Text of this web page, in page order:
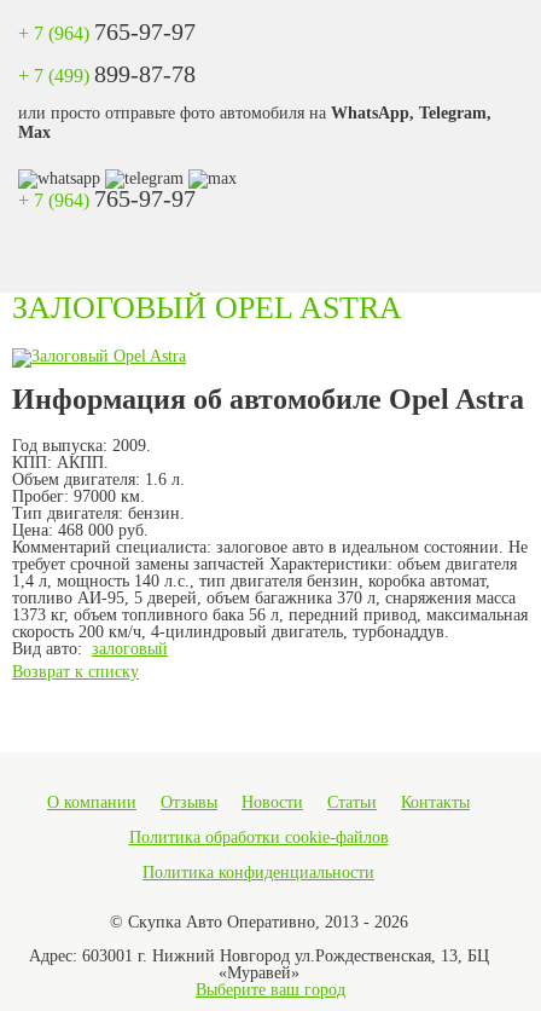
+ 7 (964) 765-97-97
+ 7 (499) 899-87-78
или просто отправьте фото автомобиля на WhatsApp, Telegram,
Max
+ 7 (964) 765-97-97
ЗАЛОГОВЫЙ OPEL ASTRA
Информация об автомобиле Opel Astra
Год выпуска: 2009.
КПП: АКПП.
Объем двигателя: 1.6 л.
Пробег: 97000 км.
Тип двигателя: бензин.
Цена: 468 000 руб.
Комментарий специалиста: залоговое авто в идеальном состоянии. Не
требует срочной замены запчастей Характеристики: объем двигателя
1,4 л, мощность 140 л.с., тип двигателя бензин, коробка автомат,
топливо АИ-95, 5 дверей, объем багажника 370 л, снаряжения масса
1373 кг, объем топливного бака 56 л, передний привод, максимальная
скорость 200 км/ч, 4-цилиндровый двигатель, турбонаддув.
Вид авто: залоговый
Возврат к списку
О компании Отзывы Новости Статьи
Контакты
Политика обработки cookie-файлов
Политика конфиденциальности
© Скупка Авто Оперативно, 2013 - 2026
Адрес: 603001 г. Нижний Новгород ул.Рождественская, 13, БЦ
«Муравей»
Выберите ваш город